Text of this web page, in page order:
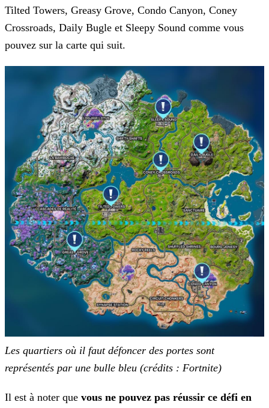
Tilted Towers, Greasy Grove, Condo Canyon, Coney
Crossroads, Daily Bugle et Sleepy Sound comme vous
pouvez sur la carte qui suit.
Les quartiers où il faut défoncer des portes sont
représentés par une bulle bleu (crédits : Fortnite)
Il est à noter que vous ne pouvez pas réussir ce défi en